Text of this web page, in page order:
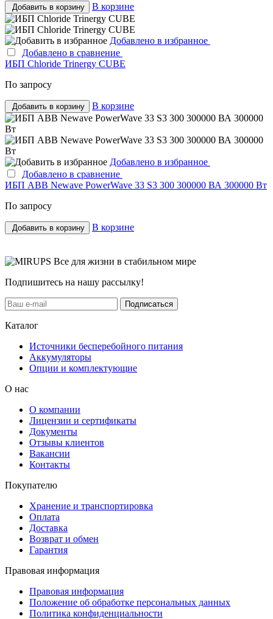
Добавить в корзину В корзине
Добавлено в избранное
Добавлено в сравнение
ИБП Chloride Trinergy CUBE
По запросу
Добавить в корзину В корзине
Добавлено в избранное
Добавлено в сравнение
ИБП ABB Newave PowerWave 33 S3 300 300000 ВА 300000 Вт
По запросу
Добавить в корзину В корзине
Все для жизни в стабильном мире
Подпишитесь на нашу рассылку!
Подписаться
Каталог
Источники бесперебойного питания
Аккумуляторы
Опции и комплектующие
О нас
О компании
Лицензии и сертификаты
Документы
Отзывы клиентов
Вакансии
Контакты
Покупателю
Хранение и транспортировка
Оплата
Доставка
Возврат и обмен
Гарантия
Правовая информация
Правовая информация
Положение об обработке персональных данных
Политика конфиденциальности